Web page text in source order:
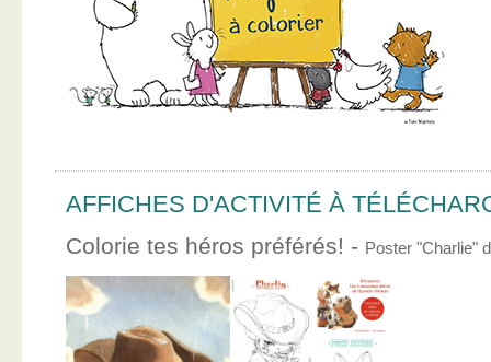
AFFICHES D'ACTIVITÉ À
Colorie tes héros préférés! - Poster "Charlie"